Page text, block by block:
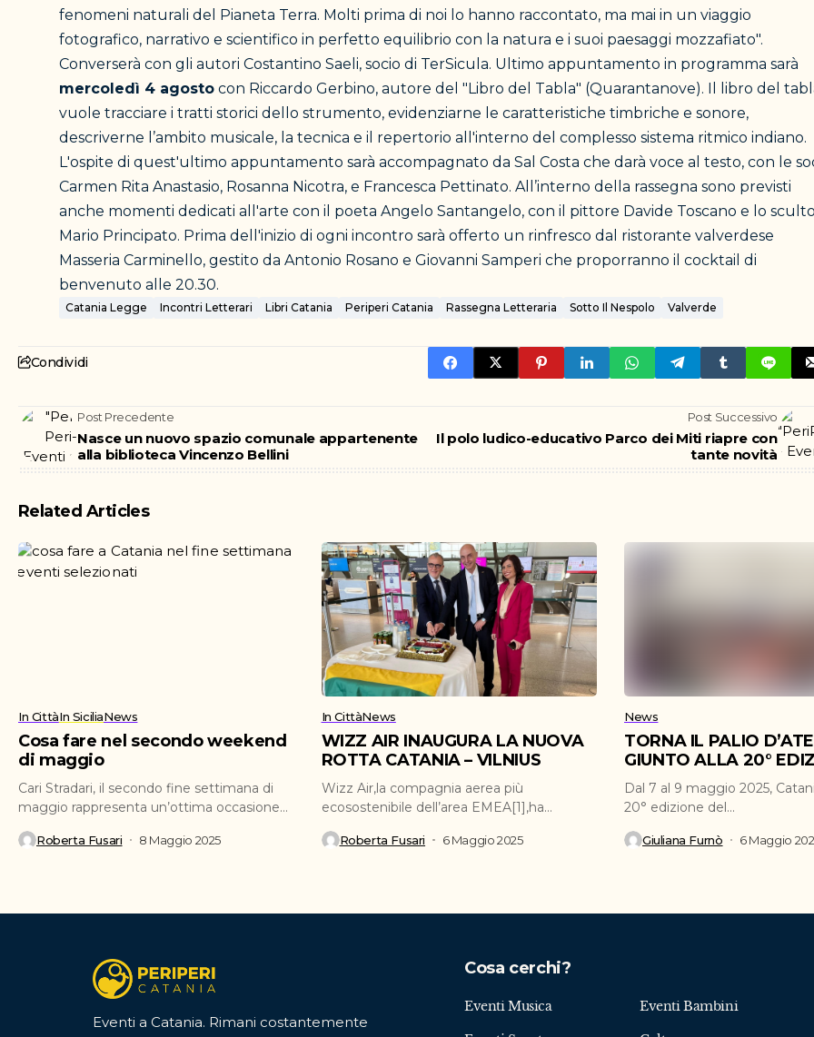
fenomeni naturali del Pianeta Terra. Molti prima di noi lo hanno raccontato, ma mai in un viaggio
fotografico, narrativo e scientifico in perfetto equilibrio con la natura e i suoi paesaggi mozzafiato".
Converserà con gli autori Costantino Saeli, socio di TerSicula. Ultimo appuntamento in programma sarà
mercoledì 4 agosto con Riccardo Gerbino, autore del "Libro del Tabla" (Quarantanove). Il libro del
vuole tracciare i tratti storici dello strumento, evidenziarne le caratteristiche timbriche e sonore,
descriverne l’ambito musicale, la tecnica e il repertorio all'interno del complesso sistema ritmico indiano.
L'ospite di quest'ultimo appuntamento sarà accompagnato da Sal Costa che darà voce al testo, con le
Carmen Rita Anastasio, Rosanna Nicotra, e Francesca Pettinato. All’interno della rassegna sono previsti
anche momenti dedicati all'arte con il poeta Angelo Santangelo, con il pittore Davide Toscano e lo
Mario Principato. Prima dell'inizio di ogni incontro sarà offerto un rinfresco dal ristorante valverdese
Masseria Carminello, gestito da Antonio Rosano e Giovanni Samperi che proporranno il cocktail di
benvenuto alle 20.30.
Catania Legge Incontri Letterari Libri Catania Periperi Catania Rassegna Letteraria Sotto Il Nespolo Valverde
Condividi
Post Precedente
Nasce un nuovo spazio comunale appartenente
alla biblioteca Vincenzo Bellini
Post Successivo
Il polo ludico-educativo Parco dei Miti riapre con
tante novità
Related Articles
In CittàIn SiciliaNews
Cosa fare nel secondo weekend
di maggio
Cari Stradari, il secondo fine settimana di
maggio rappresenta un’ottima occasione
Roberta Fusari 8 Maggio 2025
In CittàNews
WIZZ AIR INAUGURA LA NUOVA
ROTTA CATANIA – VILNIUS
Wizz Air,la compagnia aerea più
ecosostenibile dell’area EMEA[1],ha
Roberta Fusari 6 Maggio 2025
News
TORNA IL PALIO
GIUNTO ALLA 20°
Dal 7 al 9 maggio 2025,
20° edizione del...
Giuliana Furnò 6 Maggio
Eventi a Catania. Rimani costantemente
Cosa cerchi?
Eventi Musica Eventi Bambini